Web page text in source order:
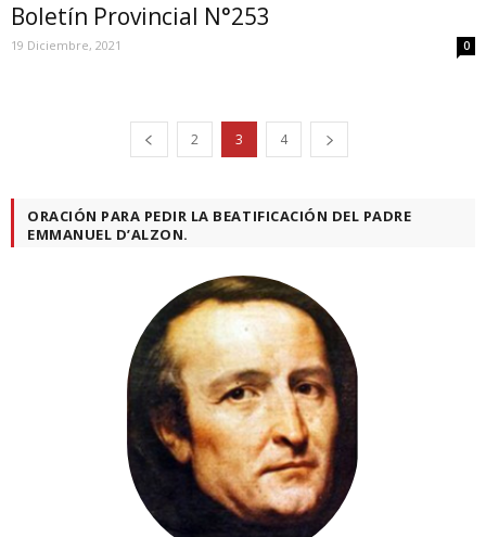
Boletín Provincial N°253
19 Diciembre, 2021 0
2 3 4
ORACIÓN PARA PEDIR LA BEATIFICACIÓN DEL PADRE
EMMANUEL D’ALZON.